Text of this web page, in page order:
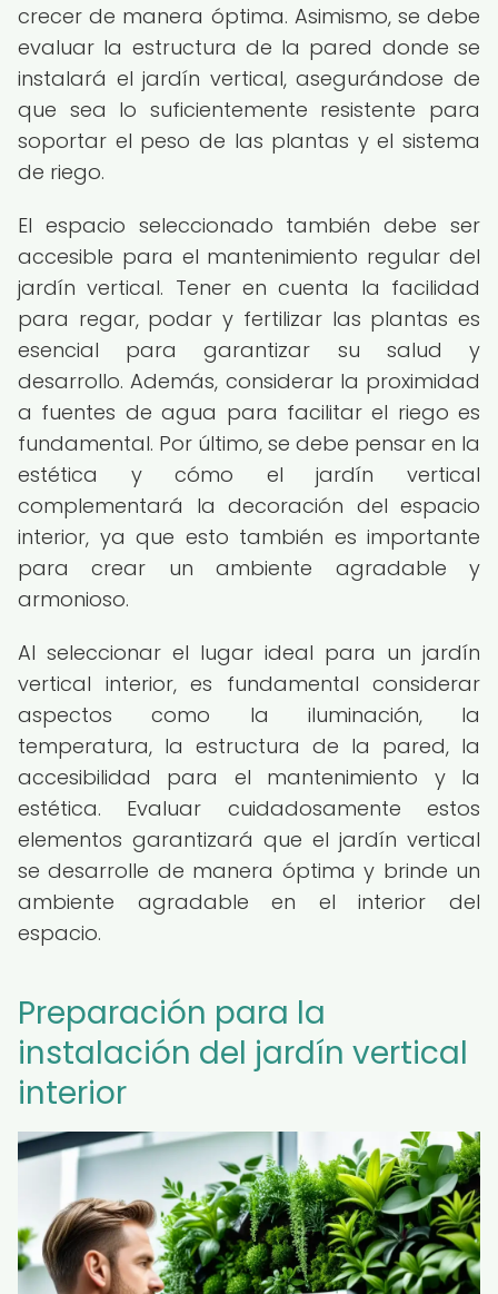
crecer de manera óptima. Asimismo, se debe
evaluar la estructura de la pared donde se
instalará el jardín vertical, asegurándose de
que sea lo suficientemente resistente para
soportar el peso de las plantas y el sistema
de riego.
El espacio seleccionado también debe ser
accesible para el mantenimiento regular del
jardín vertical. Tener en cuenta la facilidad
para regar, podar y fertilizar las plantas es
esencial para garantizar su salud y
desarrollo. Además, considerar la proximidad
a fuentes de agua para facilitar el riego es
fundamental. Por último, se debe pensar en la
estética y cómo el jardín vertical
complementará la decoración del espacio
interior, ya que esto también es importante
para crear un ambiente agradable y
armonioso.
Al seleccionar el lugar ideal para un jardín
vertical interior, es fundamental considerar
aspectos como la iluminación, la
temperatura, la estructura de la pared, la
accesibilidad para el mantenimiento y la
estética. Evaluar cuidadosamente estos
elementos garantizará que el jardín vertical
se desarrolle de manera óptima y brinde un
ambiente agradable en el interior del
espacio.
Preparación para la
instalación del jardín vertical
interior